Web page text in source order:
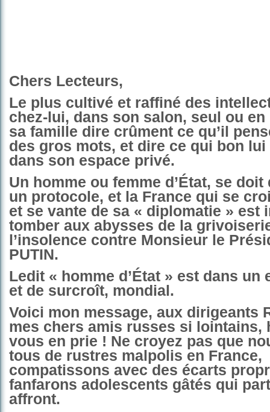
Chers Lecteurs,
Le plus cultivé et raffiné des
chez-lui, dans son salon, seul ou
sa famille dire crûment ce qu’il
des gros mots, et dire ce qui bon
dans son espace privé.
Un homme ou femme d’État, se
un protocole, et la France qui se
et se vante de sa « diplomatie » est
tomber aux abysses de la
l’insolence contre Monsieur le
PUTIN.
Ledit « homme d’État » est dans un
et de surcroît, mondial.
Voici mon message, aux dirigeants
mes chers amis russes si lointains,
vous en prie ! Ne croyez pas que
tous de rustres malpolis en France,
compatissons avec des écarts
fanfarons adolescents gâtés qui
affront.